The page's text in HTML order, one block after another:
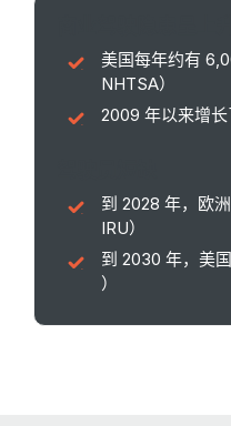
美国每年约有
NHTSA）
2009 年以来增长
到 2028 年，欧
IRU）
到 2030 年，美
）